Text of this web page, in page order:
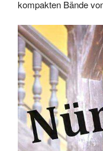
kompakten Bände